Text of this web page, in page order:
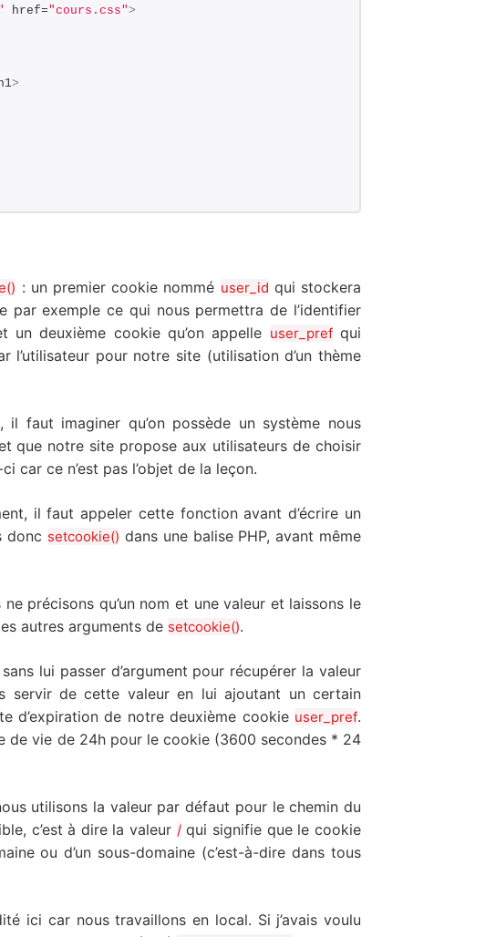
href="cours.css">
>
: un premier cookie nommé user_id qui stockera
par exemple ce qui nous permettra de l’identifier
deuxième cookie qu’on appelle user_prefqui
l’utilisateur pour notre site (utilisation d’un thème
il faut imaginer qu’on possède un système nous
que notre site propose aux utilisateurs de choisir
car ce n’est pas l’objet de la leçon.
il faut appeler cette fonction avant d’écrire un
donc setcookie() dans une balise PHP, avant même
ne précisons qu’un nom et une valeur et laissons le
autres arguments de setcookie().
sans lui passer d’argument pour récupérer la valeur
servir de cette valeur en lui ajoutant un certain
d’expiration de notre deuxième cookie user_pref.
de vie de 24h pour le cookie (3600 secondes * 24
utilisons la valeur par défaut pour le chemin du
c’est à dire la valeur /qui signifie que le cookie
ou d’un sous-domaine (c’est-à-dire dans tous
ici car nous travaillons en local. Si j’avais voulu